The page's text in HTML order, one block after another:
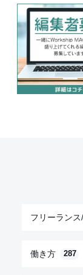
フリーラン
働き方 287